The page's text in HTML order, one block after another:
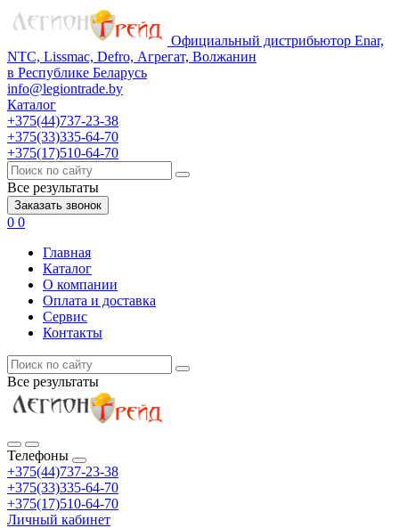
Официальный дистрибьютор Enar,
NTC, Lissmac, Defro, Агрегат, Волжанин
в Республике Беларусь
info@legiontrade.by
Каталог
+375(44)737-23-38
+375(33)335-64-70
+375(17)510-64-70
Все результаты
Заказать звонок
0 0
Главная
Каталог
О компании
Оплата и доставка
Сервис
Контакты
Все результаты
Телефоны
+375(44)737-23-38
+375(33)335-64-70
+375(17)510-64-70
Личный кабинет